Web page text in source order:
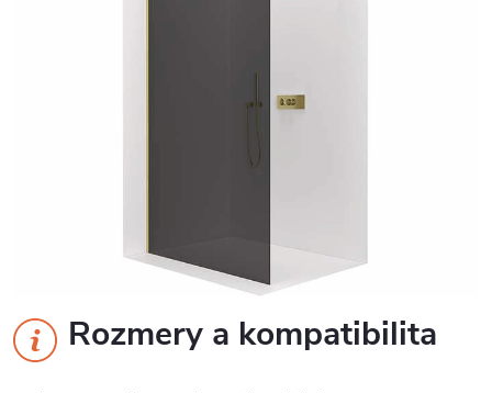
Rozmery a kompatibilita